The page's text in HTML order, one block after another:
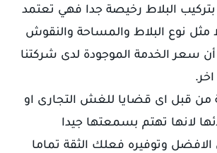
البلاط رخيصة جدا فهي تعتمد
مثل نوع البلاط والمساحة والنقوش
أن سعر الخدمة الموجودة لدى شركتنا
من قبل اى قضايا للغش التجارى او
لانها تهتم بسمعتها جيدا
وتوفيره فعلك الثقة تماما